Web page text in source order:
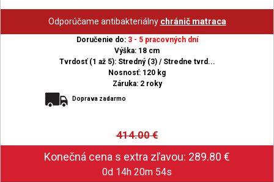
Odporúčame antibakteriálny chránič matraca
Doručenie do: 3 - 5 pracovných dní
Výška: 18 cm
Tvrdosť (1 až 5): Stredný (3) / Stredne tvrd...
Nosnosť: 120 kg
Záruka: 2 roky
Doprava zadarmo
414.00€
0d 14h 20m 53s